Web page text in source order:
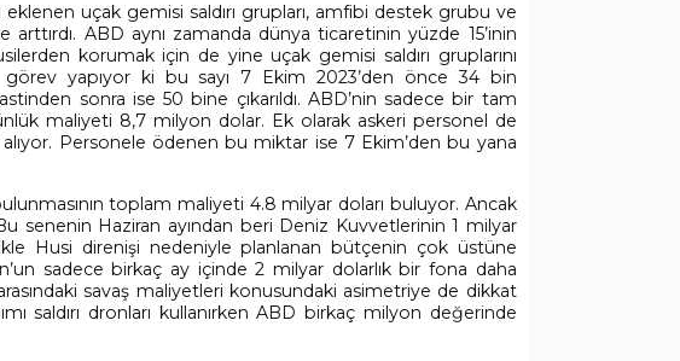
uçak gemisi saldırı grupları, amfibi destek grubu ve
arttırdı. ABD aynı zamanda dünya ticaretinin yüzde 15’inin
korumak için de yine uçak gemisi saldırı gruplarını
yapıyor ki bu sayı 7 Ekim 2023’den önce 34 bin
sonra ise 50 bine çıkarıldı. ABD’nin sadece bir tam
maliyeti 8,7 milyon dolar. Ek olarak askeri personel de
Personele ödenen bu miktar ise 7 Ekim’den bu yana
toplam maliyeti 4.8 milyar doları buluyor. Ancak
senenin Haziran ayından beri Deniz Kuvvetlerinin 1 milyar
Husi direnişi nedeniyle planlanan bütçenin çok üstüne
sadece birkaç ay içinde 2 milyar dolarlık bir fona daha
savaş maliyetleri konusundaki asimetriye de dikkat
saldırı dronları kullanırken ABD birkaç milyon değerinde